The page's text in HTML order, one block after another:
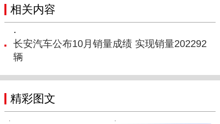
相关内容
·
长安汽车公布10月销量成绩 实现销量202292
辆
精彩图文
· ·